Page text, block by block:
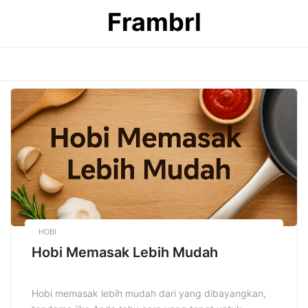
Frambrl
HOBI
Hobi Memasak Lebih Mudah
Hobi memasak lebih mudah dari yang dibayangkan,